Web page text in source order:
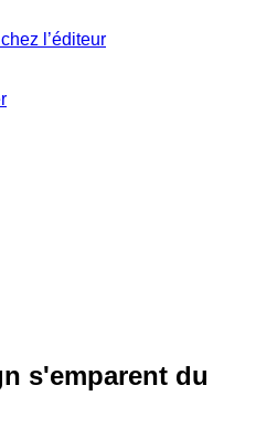
l’éditeur
s'emparent du